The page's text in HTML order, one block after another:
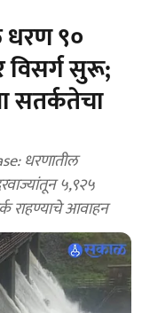
धरण ९०
विसर्ग सुरू;
सतर्कतेचा
धरणातील
५,९२५
राहण्याचे आवाहन